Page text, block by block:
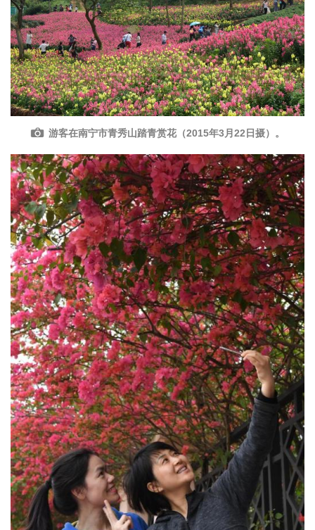
游客在南宁市青秀山踏青赏花（2015年3月22日摄）。